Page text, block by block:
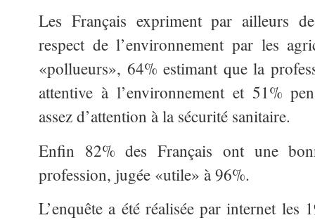
Les Français expriment par ailleurs
respect de l’environnement par les
«pollueurs», 64% estimant que la
attentive à l’environnement et 51%
assez d’attention à la sécurité sanitaire.
Enfin 82% des Français ont une
profession, jugée «utile» à 96%.
L’enquête a été réalisée par internet les